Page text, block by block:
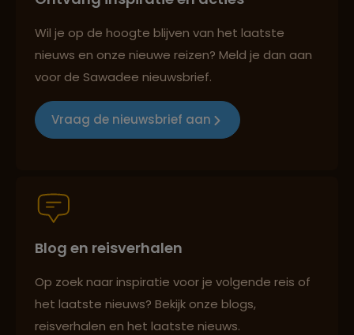
Reizen met oog voor mens, cultuur en milieu
Persoonlijk en deskundig reisadvies
Best beoordeelde reisroutes
Wil je op de hoogte blijven van het laatste
nieuws en onze nieuwe reizen? Meld je dan aan
voor de Sawadee nieuwsbrief.
Vraag de nieuwsbrief aan
Blog en reisverhalen
Op zoek naar inspiratie voor je volgende reis of
het laatste nieuws? Bekijk onze blogs,
reisverhalen en het laatste nieuws.